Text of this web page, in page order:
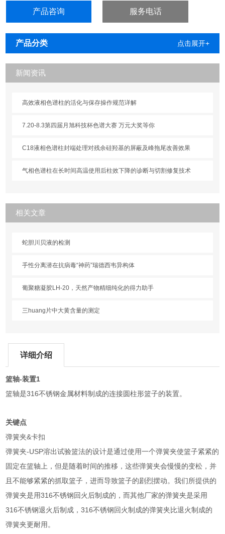
产品咨询 服务电话
产品分类 点击展开+
新闻资讯
高效液相色谱柱的活化与保存操作规范详解
7.20-8.3第四届月旭科技杯色谱大赛 万元大奖等你
C18液相色谱柱封端处理对残余硅羟基的屏蔽及峰拖尾改善效果
气相色谱柱在长时间高温使用后柱效下降的诊断与切割修复技术
相关文章
蛇胆川贝液的检测
手性分离潜在抗病毒“神药”瑞德西韦异构体
葡聚糖凝胶LH-20，天然产物精细纯化的得力助手
三huang片中大黄含量的测定
详细介绍
篮轴-装置1
篮轴是316不锈钢金属材料制成的连接圆柱形篮子的装置。
关键点
弹簧夹&卡扣
弹簧夹-USP溶出试验篮法的设计是通过使用一个弹簧夹使篮子紧紧的
固定在篮轴上，但是随着时间的推移，这些弹簧夹会慢慢的变松，并
且不能够紧紧的抓取篮子，进而导致篮子的剧烈摆动。我们所提供的
弹簧夹是用316不锈钢回火后制成的，而其他厂家的弹簧夹是采用
316不锈钢退火后制成，316不锈钢回火制成的弹簧夹比退火制成的
弹簧夹更耐用。